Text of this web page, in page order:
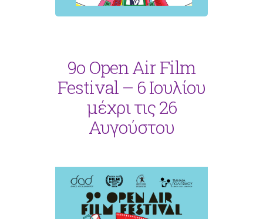
9ο Open Air Film
Festival – 6 Ιουλίου
μέχρι τις 26
Αυγούστου